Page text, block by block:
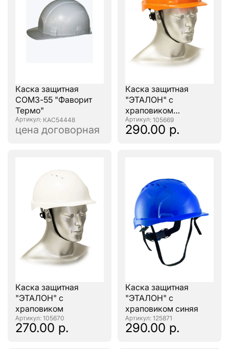
Каска защитная
СОМЗ-55 "Фаворит
Термо"
: КАС54448
цена договорная
Каска защитная
"ЭТАЛОН" с
храповиком
оранжевая
: 105669
290.00 р.
Каска защитная
"ЭТАЛОН" с
храповиком
: 105670
270.00 р.
Каска защитная
"ЭТАЛОН" с
храповиком синяя
: 125871
290.00 р.